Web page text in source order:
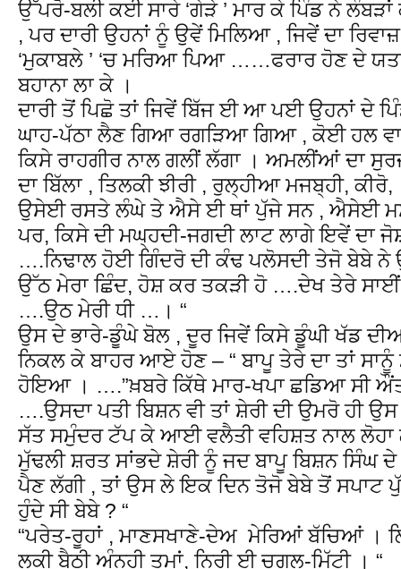
ਉੱਪਰੋ-ਬਲੀ ਕਈ ਸਾਰੇ ‘ਗੇੜੇ ’ ਮਾਰ ਕੇ ਪਿੰਡ ਨੇ
, ਪਰ ਦਾਰੀ ਉਹਨਾਂ ਨੂੰ ਉਵੇਂ ਮਿਲਿਆ , ਜਿਵੇਂ ਦਾ
‘ਮੁਕਾਬਲੇ ’ ‘ਚ ਮਰਿਆ ਪਿਆ ……ਫਰਾਰ ਹੋਣ ਦੇ
ਬਹਾਨਾ ਲਾ ਕੇ ।
ਦਾਰੀ ਤੋਂ ਪਿਛੋ ਤਾਂ ਜਿਵੇਂ ਬਿੱਜ ਈ ਆ ਪਈ ਉਹਨਾਂ ਦੇ
ਘਾਹ-ਪੱਠਾ ਲੈਣ ਗਿਆ ਰਗੜਿਆ ਗਿਆ , ਕੋਈ ਹਲ
ਕਿਸੇ ਰਾਹਗੀਰ ਨਾਲ ਗਲੀਂ ਲੱਗਾ । ਅਮਲੀਂਆਂ ਦਾ
ਦਾ ਬਿੱਲਾ , ਤਿਲਕੀ ਝੀਰੀ , ਰੁਲ੍ਹੀਆ ਮਜਬ੍ਹੀ,
ਉਸੇਈ ਰਸਤੇ ਲੰਘੇ ਤੇ ਐਸੇ ਈ ਥਾਂ ਪੁੱਜੇ ਸਨ , ਐਸੇਈ
ਪਰ, ਕਿਸੇ ਦੀ ਮਘ੍ਹਦੀ-ਜਗਦੀ ਲਾਟ ਲਾਗੇ ਇਵੇਂ ਦਾ
….ਨਿਢਾਲ ਹੋਈ ਗਿੰਦਰੋ ਦੀ ਕੰਢ ਪਲੋਸਦੀ ਤੇਜੋ ਬੇਬੇ ਨੇ
ਉੱਠ ਮੇਰਾ ਛਿੰਦ, ਹੋਸ਼ ਕਰ ਤਕੜੀ ਹੋ ….ਦੇਖ ਤੇਰੇ ਸਾਈਂ
….ਉਠ ਮੇਰੀ ਧੀ …। “
ਉਸ ਦੇ ਭਾਰੇ-ਡੂੰਘੇ ਬੋਲ , ਦੂਰ ਜਿਵੇਂ ਕਿਸੇ ਡੂੰਘੀ ਖੱਡ
ਨਿਕਲ ਕੇ ਬਾਹਰ ਆਏ ਹੋਣ – “ ਬਾਪੂ ਤੇਰੇ ਦਾ ਤਾਂ ਸਾਨੂੰ
ਹੋਇਆ । ….”ਖ਼ਬਰੇ ਕਿੱਥੇ ਮਾਰ-ਖਪਾ ਛਡਿਆ ਸੀ
….ਉਸਦਾ ਪਤੀ ਬਿਸ਼ਨ ਵੀ ਤਾਂ ਸ਼ੇਰੀ ਦੀ ਉਮਰੋ ਹੀ
ਸੱਤ ਸਮੁੰਦਰ ਟੱਪ ਕੇ ਆਈ ਵਲੈਤੀ ਵਹਿਸ਼ਤ ਨਾਲ
ਮੁੱਢਲੀ ਸ਼ਰਤ ਸਾਂਭਦੇ ਸ਼ੇਰੀ ਨੂੰ ਜਦ ਬਾਪੂ ਬਿਸ਼ਨ ਸਿੰਘ
ਪੈਣ ਲੱਗੀ , ਤਾਂ ਉਸ ਲੇ ਇਕ ਦਿਨ ਤੋਜੋ ਬੇਬੇ ਤੋਂ ਸਪਾਟ
ਹੁੰਦੇ ਸੀ ਬੇਬੇ ? “
“ਪਰੇਤ-ਰੂਹਾਂ , ਮਾਣਸਖਾਣੇ-ਦੇਅ ਮੇਰਿਆਂ ਬੱਚਿਆਂ ।
ਲੁਕੀ ਬੈਠੀ ਅੰਨ੍ਹੀ ਤਮਾਂ, ਨਿਰੀ ਈ ਚੁਗਲ-ਮਿੱਟੀ । “